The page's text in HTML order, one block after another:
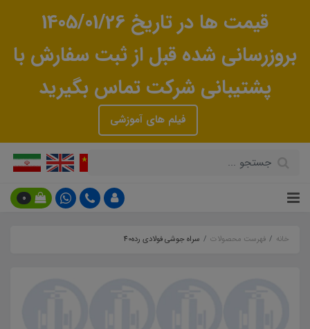
قیمت ها در تاریخ 1405/01/26
بروزرسانی شده قبل از ثبت سفارش با
پشتیبانی شرکت تماس بگیرید
فیلم های آموزشی
0
خانه فهرست محصولات سراه جوشی فولادی رده40